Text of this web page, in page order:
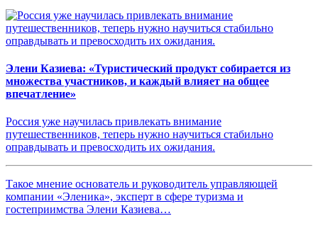
Элени Казиева: «Туристический продукт собирается из
множества участников, и каждый влияет на общее
впечатление»
Россия уже научилась привлекать внимание
путешественников, теперь нужно научиться стабильно
оправдывать и превосходить их ожидания.
Такое мнение основатель и руководитель управляющей
компании «Эленика», эксперт в сфере туризма и
гостеприимства Элени Казиева…